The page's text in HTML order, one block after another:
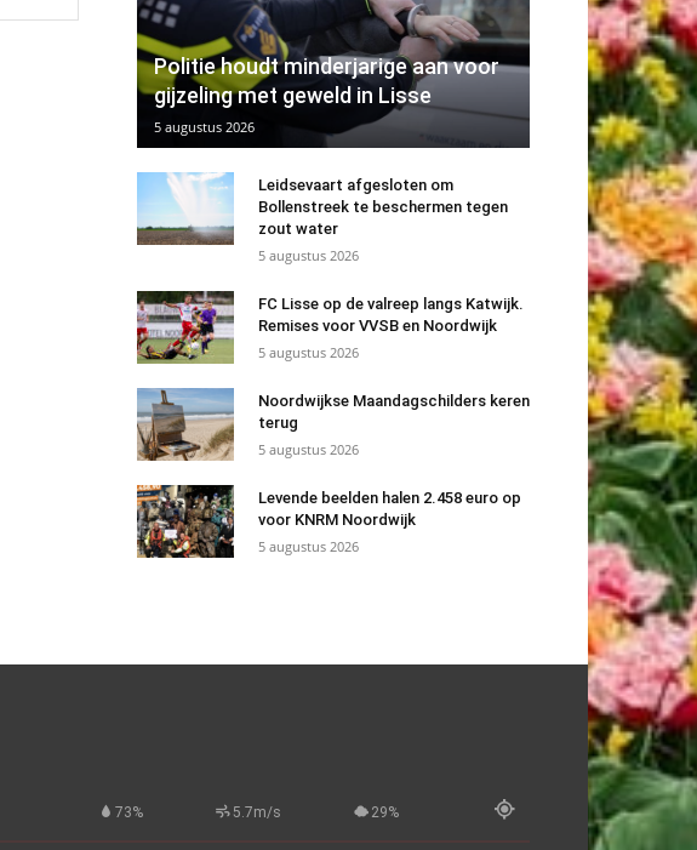
Politie houdt minderjarige aan voor
gijzeling met geweld in Lisse
5 augustus 2026
Leidsevaart afgesloten om
Bollenstreek te beschermen tegen
zout water
5 augustus 2026
FC Lisse op de valreep langs Katwijk.
Remises voor VVSB en Noordwijk
5 augustus 2026
Noordwijkse Maandagschilders keren
terug
5 augustus 2026
Levende beelden halen 2.458 euro op
voor KNRM Noordwijk
5 augustus 2026
73% 5.7m/s 29%